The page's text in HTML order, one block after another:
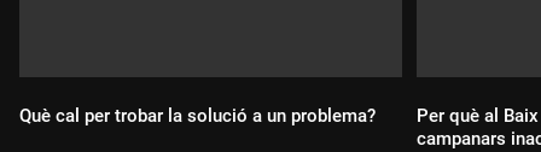
Què cal per trobar la solució a un problema?
Per què al
campanars